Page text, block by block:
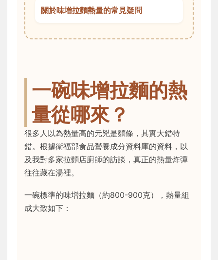
關於味增拉麵熱量的常見疑問
一碗味增拉麵的熱
量從哪來？
很多人以為熱量高的元兇是麵條，其實大錯特
錯。根據衛福部食品營養成分資料庫的資料，以
及我對多家拉麵店廚師的訪談，真正的熱量炸彈
往往藏在湯裡。
一碗標準的味增拉麵（約800-900克），熱量組
成大致如下：